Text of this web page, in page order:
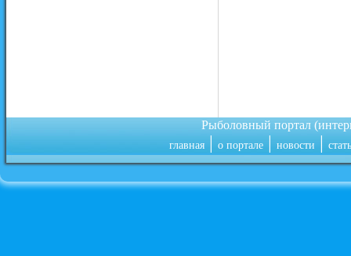
Рыболовный портал
главная|о портале|новости|